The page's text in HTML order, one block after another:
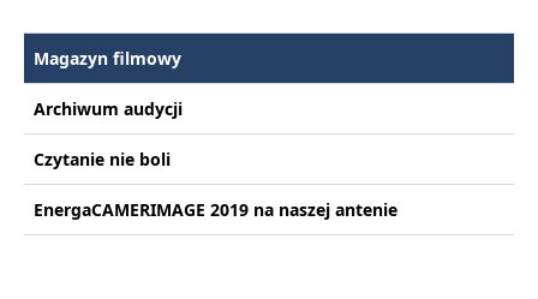
Magazyn filmowy
Archiwum audycji
Czytanie nie boli
EnergaCAMERIMAGE 2019 na naszej antenie